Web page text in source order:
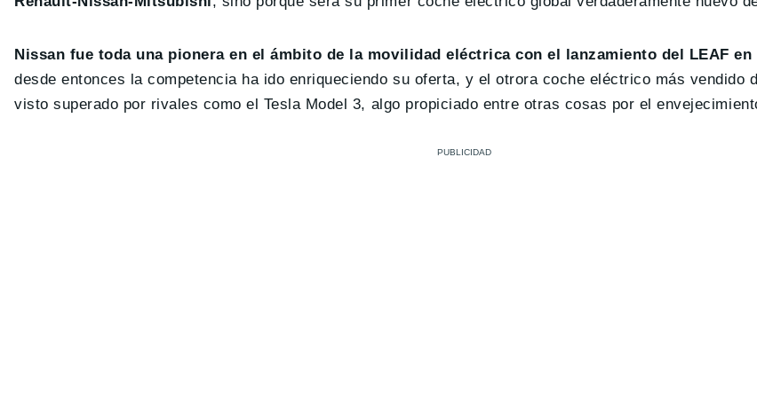
Nissan fue toda una pionera en el ámbito de la movilidad eléctrica con el lanzamiento del LEAF en
desde entonces la competencia ha ido enriqueciendo su oferta, y el otrora coche eléctrico más vendido
visto superado por rivales como el Tesla Model 3, algo propiciado entre otras cosas por el